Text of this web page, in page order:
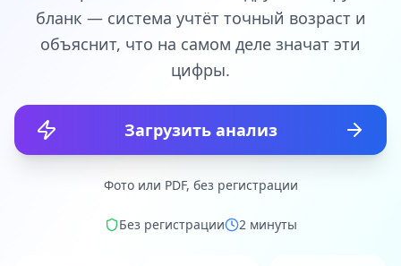
бланк — система учтёт точный возраст и
объяснит, что на самом деле значат эти
цифры.
Загрузить анализ
Фото или PDF, без регистрации
Без регистрации 2 минуты